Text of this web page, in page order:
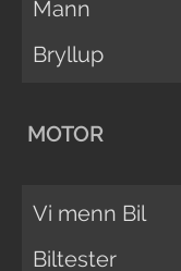
Mann
Bryllup
MOTOR
Vi menn Bil
Biltester